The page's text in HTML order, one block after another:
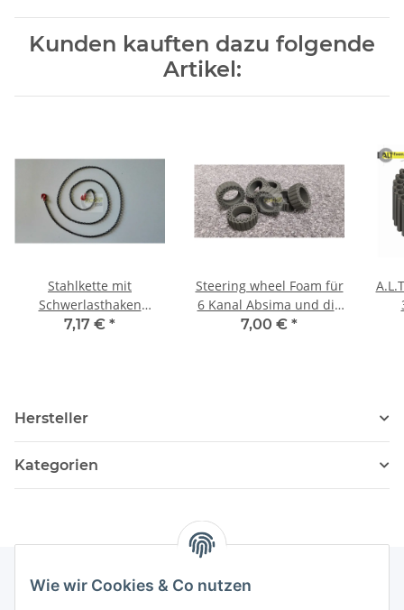
Wie wir Cookies & Co nutzen
Kunden kauften dazu folgende
Artikel:
Stahlkette mit
Schwerlasthaken
schwarz 100 cm Crawler
7,17 € *
Steering wheel Foam für
6 Kanal Absima und die
Flysky GT3C
7,00 € *
Hersteller
Kategorien